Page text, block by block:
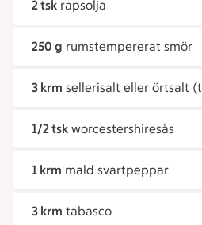
2 tsk rapsolja
250 g rumstempererat smör
3 krm sellerisalt eller örtsalt
1/2 tsk worcestershiresås
1 krm mald svartpeppar
3 krm tabasco